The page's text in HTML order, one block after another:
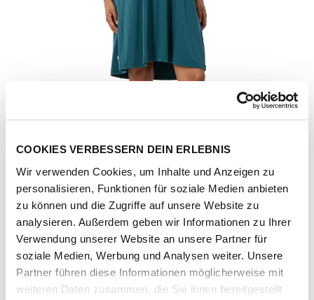
COOKIES VERBESSERN DEIN ERLEBNIS
Wir verwenden Cookies, um Inhalte und Anzeigen zu
personalisieren, Funktionen für soziale Medien anbieten
zu können und die Zugriffe auf unsere Website zu
analysieren. Außerdem geben wir Informationen zu Ihrer
Verwendung unserer Website an unsere Partner für
soziale Medien, Werbung und Analysen weiter. Unsere
Partner führen diese Informationen möglicherweise mit
weiteren Daten zusammen, die Sie ihnen bereitgestellt
Artikel-Nr.2611-20002-ocean-green
Farbe ocean green